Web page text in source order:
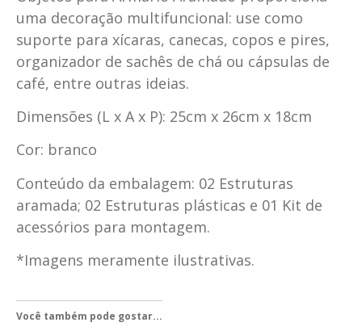
uma decoração multifuncional: use como
suporte para xícaras, canecas, copos e pires,
organizador de sachês de chá ou cápsulas de
café, entre outras ideias.
Dimensões (L x A x P): 25cm x 26cm x 18cm
Cor: branco
Conteúdo da embalagem: 02 Estruturas
aramada; 02 Estruturas plásticas e 01 Kit de
acessórios para montagem.
*Imagens meramente ilustrativas.
Você também pode gostar...